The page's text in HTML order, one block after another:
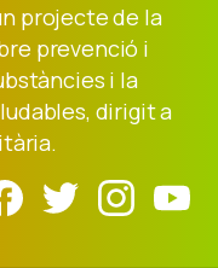
projecte de la
prevenció i
i la
dirigit a